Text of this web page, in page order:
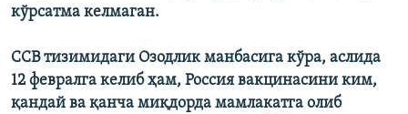
кўрсатма келмаган.
ССВ тизимидаги Озодлик манбасига кўра, аслида
12 февралга келиб ҳам, Россия вакцинасини ким,
қандай ва қанча миқдорда мамлакатга олиб